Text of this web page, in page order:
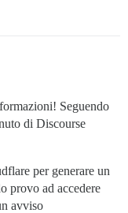
Seguendo
di Discourse
per generare un
provo ad accedere
avviso